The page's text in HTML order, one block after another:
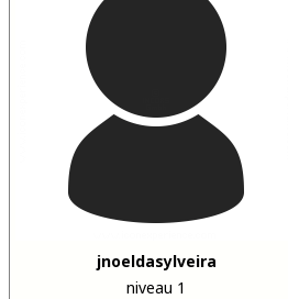
jnoeldasylveira
niveau 1